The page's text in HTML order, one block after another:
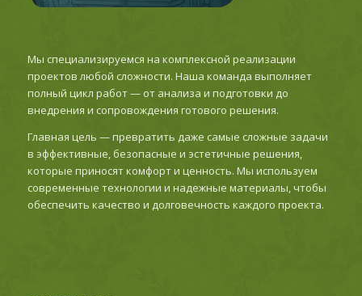
Мы специализируемся на комплексной реализации
проектов любой сложности. Наша команда выполняет
полный цикл работ — от анализа и подготовки до
внедрения и сопровождения готового решения.
Главная цель — превратить даже самые сложные задачи
в эффективные, безопасные и эстетичные решения,
которые приносят комфорт и ценность. Мы используем
современные технологии и надежные материалы, чтобы
обеспечить качество и долговечность каждого проекта.